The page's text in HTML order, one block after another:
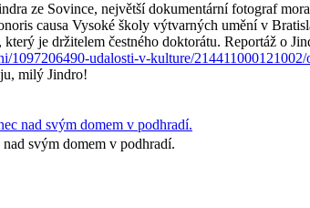
ze Sovince, největší dokumentární fotograf
causa Vysoké školy výtvarných umění v
je držitelem čestného doktorátu. Reportáž o
1097206490-udalosti-v-kulture/214411000121002/
milý Jindro!
svým domem v podhradí.